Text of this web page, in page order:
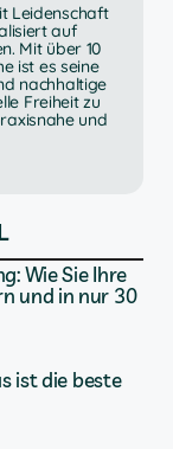
Leidenschaft
auf
Mit über 10
ist es seine
nachhaltige
Freiheit zu
und
Wie Sie Ihre
und in nur 30
ist die beste